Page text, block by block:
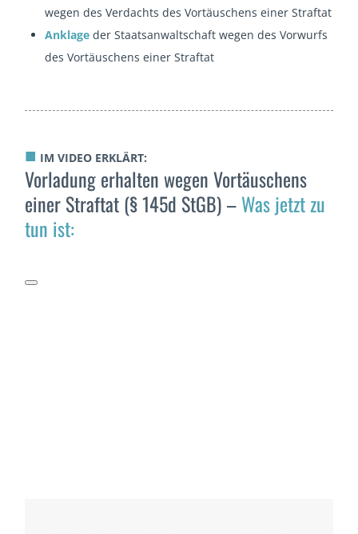
wegen des Verdachts des Vortäuschens einer Straftat
Anklage der Staatsanwaltschaft wegen des Vorwurfs
des Vortäuschens einer Straftat
■ IM VIDEO ERKLÄRT:
Vorladung erhalten wegen Vortäuschens
einer Straftat (§ 145d StGB) –Was jetzt zu
tun ist: